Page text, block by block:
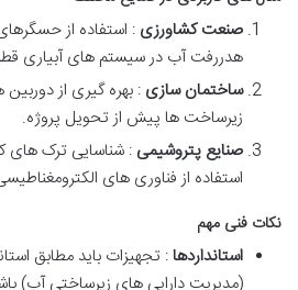
صنعت کشاورزی : استفاده از
هدررفت آب در سیستم های آبیاری
ساختمان سازی : بهره گیری از
زیرساخت ها پیش از تحویل پروژه.
صنایع پتروشیمی : شناسایی ترک های
استفاده از فناوری های
نکات فنی مهم
استانداردها
(مدیریت دارایی های زیرساختی آب)